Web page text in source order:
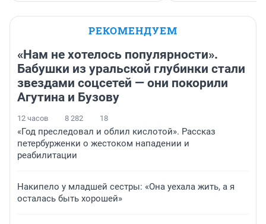
РЕКОМЕНДУЕМ
«Нам не хотелось популярности».
Бабушки из уральской глубинки стали
звездами соцсетей — они покорили
Агутина и Бузову
12 часов 8 282 18
«Год преследовал и облил кислотой». Рассказ
петербурженки о жестоком нападении и
реабилитации
Накипело у младшей сестры: «Она уехала жить, а я
осталась быть хорошей»